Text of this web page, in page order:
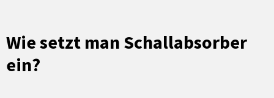
Wie setzt man Schallabsorber
ein?